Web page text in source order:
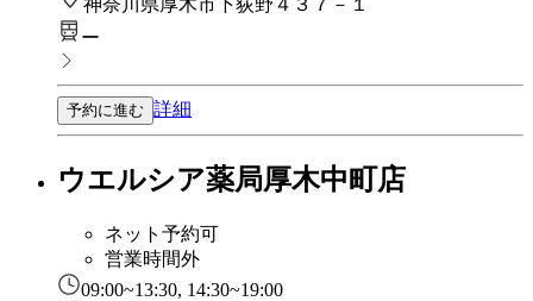
神奈川県厚木市下荻野４３７－１
ー
予約に進む 詳細
ウエルシア薬局厚木中町店
ネット予約可
営業時間外
09:00~13:30, 14:30~19:00